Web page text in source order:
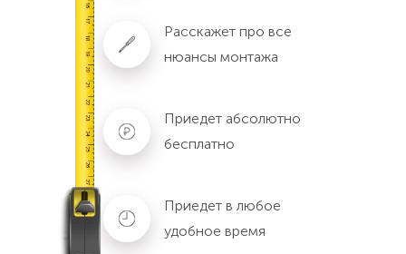
Расскажет про все
нюансы монтажа
Приедет абсолютно
бесплатно
Приедет в любое
удобное время